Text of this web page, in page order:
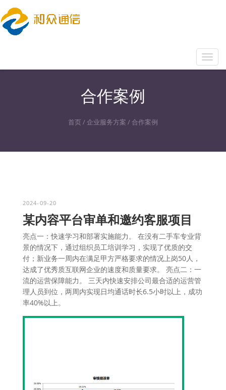
合作案例
首页/企业服务方案 / 合作案例
2024-09-20
某内容平台审单和邀约客服项目
亮点一：快速学习和部署实施能力。 在没有二手车专业背
景的情况下，通过组织员工培训学习，实现了优质的交
付；新业务一周内在满足甲方严格要求的情况上岗50人，
达成了优秀质互联网企业的速度和质量要求。 亮点二：一
流的运营保障能力。 三天内快速安排公司最合适的运营管
理人员到位，两周内实现日均通话时长6.5小时以上，成功
率40%以上。